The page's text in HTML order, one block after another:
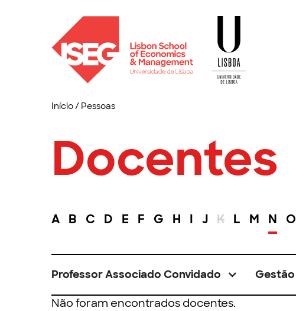
Início/ Pessoas
Docentes
A B C D E F G H I J K L M N O
Professor Associado Convidado Gestão
Não foram encontrados docentes.